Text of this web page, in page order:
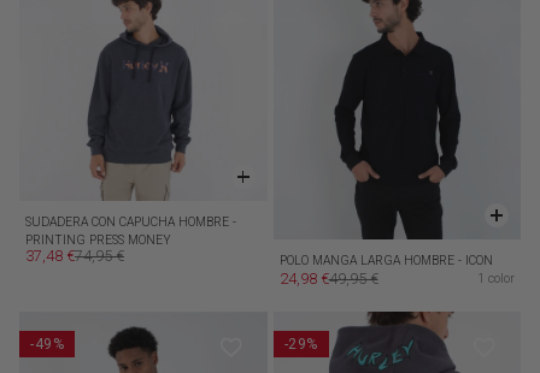
SUDADERA CON CAPUCHA HOMBRE -
PRINTING PRESS MONEY
Precio de oferta
37,48 €Precio habitual
74,95 € POLO MANGA LARGA HOMBRE - ICON
Precio de oferta
24,98 €Precio habitual
49,95 € 1 color
-49% -29%